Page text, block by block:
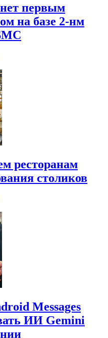
первым
на базе 2-нм
ресторанам
столиков
Messages
ИИ Gemini